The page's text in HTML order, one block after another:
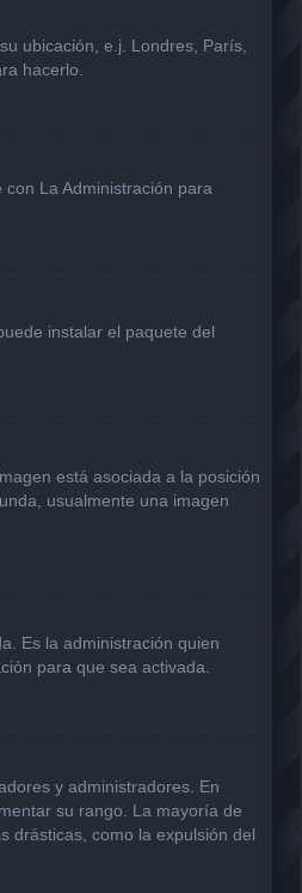
ubicación, e.j. Londres, París,
hacerlo.
La Administración para
instalar el paquete del
está asociada a la posición
usualmente una imagen
Es la administración quien
para que sea activada.
y administradores. En
su rango. La mayoría de
drásticas, como la expulsión del